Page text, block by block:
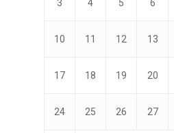
3 4 5 6
10 11 12 13
17 18 19 20
24 25 26 27